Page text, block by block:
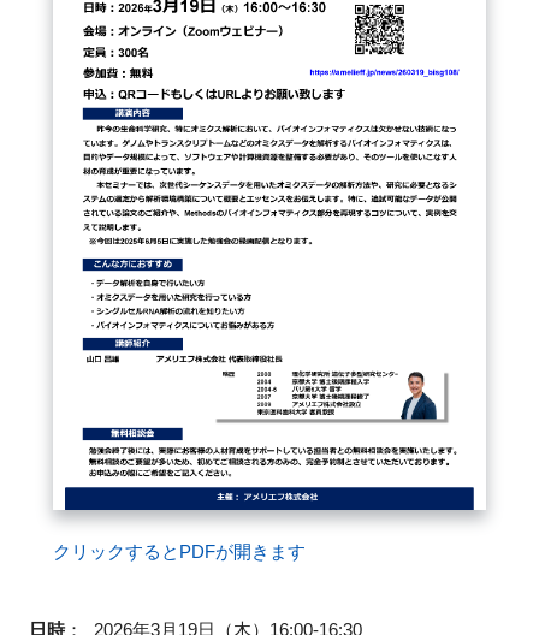
クリックするとPDFが開きます
日時： 2026年3月19日（木）16:00-16:30